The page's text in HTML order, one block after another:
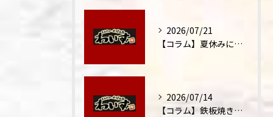
2026/07/21
【コラム】夏休みに家族外食が増える理由
2026/07/14
【コラム】鉄板焼きが"コミュニケーション飯"と呼ばれる理由